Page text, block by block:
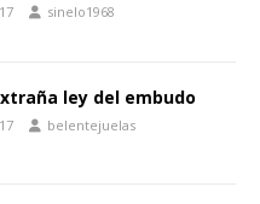
sinelo1968
ley del embudo
belentejuelas